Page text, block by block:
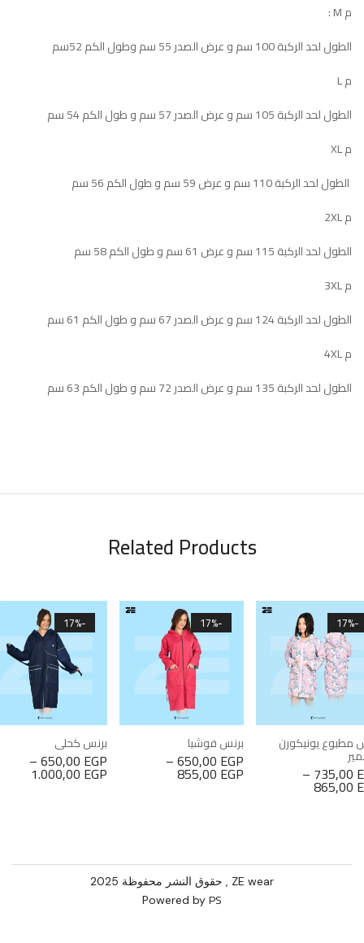
م M :
الطول لحد الركبة 100 سم و عرض الصدر 55 سم وطول الكم 52سم
م L
الطول لحد الركبة 105 سم و عرض الصدر 57 سم و طول الكم 54 سم
م XL
الطول لحد الركبة 110 سم و عرض 59 سم و طول الكم 56 سم
م 2XL
الطول لحد الركبة 115 سم و عرض 61 سم و طول الكم 58 سم
م 3XL
الطول لحد الركبة 124 سم و عرض الصدر 67 سم و طول الكم 61 سم
م 4XL
الطول لحد الركبة 135 سم و عرض الصدر 72 سم و طول الكم 63 سم
Related Products
-17%
مطبوع يونيكورن
735,00
–
865,00
-17%
برنس فوشيا
650,00 EGP
–
855,00 EGP
-17%
برنس كحلي
650,00 EGP
–
1.000,00 EGP
ZE wear , حقوق النشر محفوظة 2025
Powered by PS